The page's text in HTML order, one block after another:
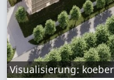
Visualisierung: koeber